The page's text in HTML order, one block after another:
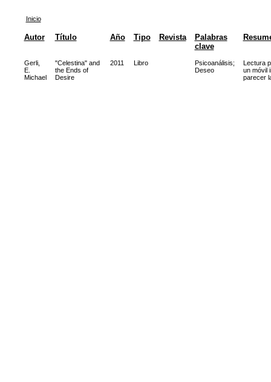
Inicio
Autor Título Año Tipo Revista
Palabras
clave
Gerli,
E.
Michael
"Celestina" and
the Ends of
Desire
2011 Libro Psicoanálisis;
Deseo
Lectura
un móvil
parecer